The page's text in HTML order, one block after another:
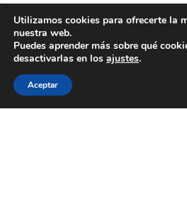
Utilizamos cookies para ofrecerte la
nuestra web.
Puedes aprender más sobre qué
desactivarlas en los ajustes.
Aceptar